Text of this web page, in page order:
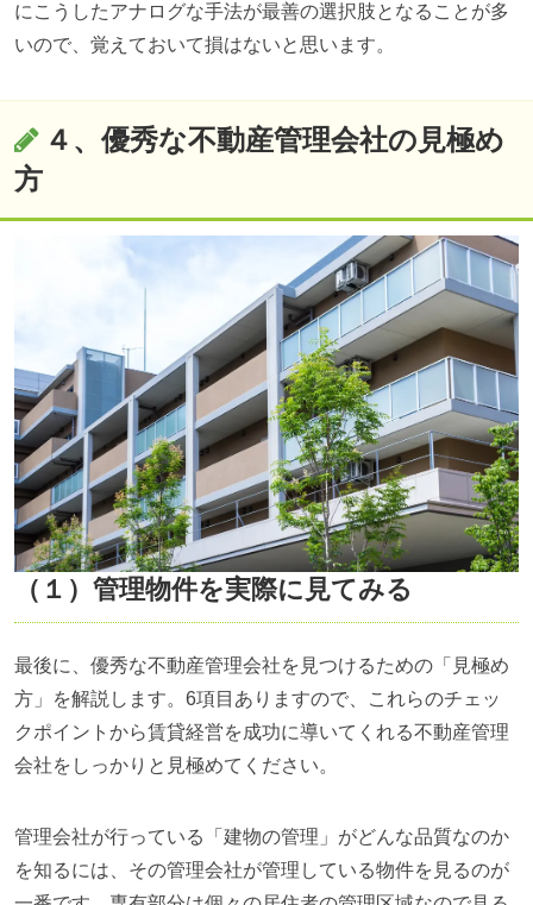
にこうしたアナログな手法が最善の選択肢となることが多
いので、覚えておいて損はないと思います。
４、優秀な不動産管理会社の見極め
方
（１）管理物件を実際に見てみる
最後に、優秀な不動産管理会社を見つけるための「見極め
方」を解説します。6項目ありますので、これらのチェッ
クポイントから賃貸経営を成功に導いてくれる不動産管理
会社をしっかりと見極めてください。
管理会社が行っている「建物の管理」がどんな品質なのか
を知るには、その管理会社が管理している物件を見るのが